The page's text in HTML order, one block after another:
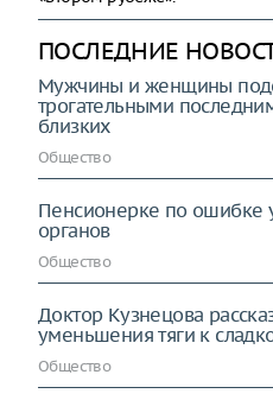
ПОСЛЕДНИЕ
Мужчины и женщины
трогательными
близких
Общество
Пенсионерке по ошибке
органов
Общество
Доктор Кузнецова
уменьшения тяги к
Общество